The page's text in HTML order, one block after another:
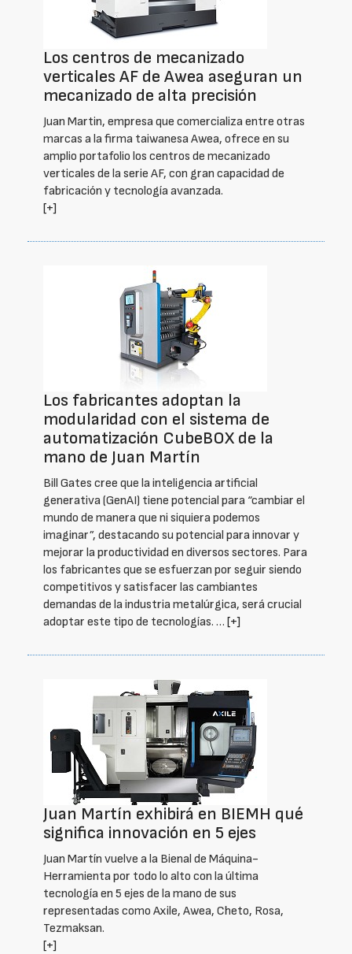
Los centros de mecanizado
verticales AF de Awea aseguran un
mecanizado de alta precisión
Juan Martin, empresa que comercializa entre otras
marcas a la firma taiwanesa Awea, ofrece en su
amplio portafolio los centros de mecanizado
verticales de la serie AF, con gran capacidad de
fabricación y tecnología avanzada.
[+]
Los fabricantes adoptan la
modularidad con el sistema de
automatización CubeBOX de la
mano de Juan Martín
Bill Gates cree que la inteligencia artificial
generativa (GenAI) tiene potencial para “cambiar el
mundo de manera que ni siquiera podemos
imaginar”, destacando su potencial para innovar y
mejorar la productividad en diversos sectores. Para
los fabricantes que se esfuerzan por seguir siendo
competitivos y satisfacer las cambiantes
demandas de la industria metalúrgica, será crucial
adoptar este tipo de tecnologías. … [+]
Juan Martín exhibirá en BIEMH qué
significa innovación en 5 ejes
Juan Martín vuelve a la Bienal de Máquina-
Herramienta por todo lo alto con la última
tecnología en 5 ejes de la mano de sus
representadas como Axile, Awea, Cheto, Rosa,
Tezmaksan.
[+]